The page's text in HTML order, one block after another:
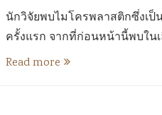
นักวิจัยพบไมโครพลาสติกซึ่งเ
ครั้งแรก จากที่ก่อนหน้านี้พบใน
Read more